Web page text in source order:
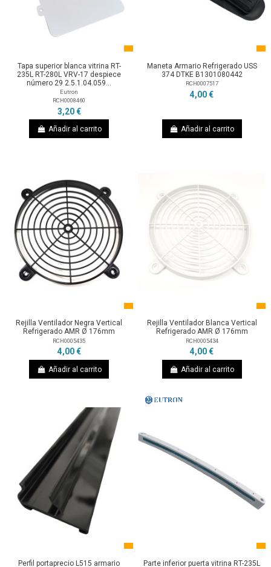
Tapa superior blanca vitrina RT-
235L RT-280L VRV-17 despiece
número 29 2.5.1.04.059...
Eutron
RCH0008460
3,20 €
Añadir al carrito
Maneta Armario Refrigerado USS
374 DTKE B1301080442
RCH0007517
4,00 €
Añadir al carrito
Rejilla Ventilador Negra Vertical
Refrigerado AMR Ø 176mm
RCH0005435
4,00 €
Añadir al carrito
Rejilla Ventilador Blanca Vertical
Refrigerado AMR Ø 176mm
RCH0005434
4,00 €
Añadir al carrito
Perfil portaprecio L515 armario Parte inferior puerta vitrina RT-235L